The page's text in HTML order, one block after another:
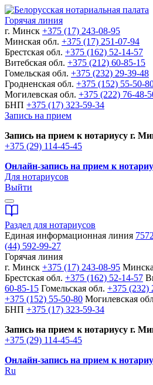
Горячая линия
г. Минск +375 (17) 243-08-95
Минская обл. +375 (17) 251-07-94
Брестская обл. +375 (162) 52-14-57
Витебская обл. +375 (212) 60-85-15
Гомельская обл. +375 (232) 29-39-48
Гродненская обл. +375 (152) 55-50-
Могилевская обл. +375 (222) 76-48-
БНП +375 (17) 323-59-34
Запись на прием
Запись на прием к нотариусу г.
+375 (29) 114-45-45
Онлайн-запись на прием к
Для нотариусов
Выйти
Раздел для нотариусов
Единая информационная линия
(44) 592-99-27
Горячая линия
г. Минск +375 (17) 243-08-95
Брестская обл. +375 (162) 52-14-57
60-85-15 Гомельская обл. +375 (232)
+375 (152) 55-50-80 Могилевская
БНП +375 (17) 323-59-34
Запись на прием к нотариусу г.
+375 (29) 114-45-45
Онлайн-запись на прием к
Ru